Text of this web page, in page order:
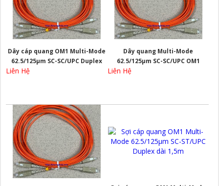
Dây cáp quang OM1 Multi-Mode
62.5/125µm SC-SC/UPC Duplex
Liên Hệ
Dây quang Multi-Mode
62.5/125µm SC-SC/UPC OM1
Liên Hệ